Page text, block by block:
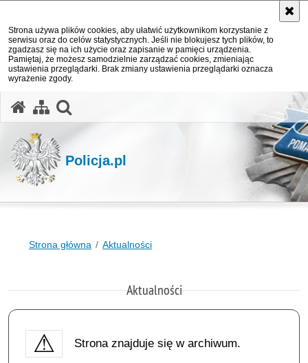
Strona używa plików cookies, aby ułatwić użytkownikom korzystanie z
serwisu oraz do celów statystycznych. Jeśli nie blokujesz tych plików, to
zgadzasz się na ich użycie oraz zapisanie w pamięci urządzenia.
Pamiętaj, że możesz samodzielnie zarządzać cookies, zmieniając
ustawienia przeglądarki. Brak zmiany ustawienia przeglądarki oznacza
wyrażenie zgody.
Policja.pl
Strona główna Aktualności
Aktualności
Strona znajduje się w archiwum.